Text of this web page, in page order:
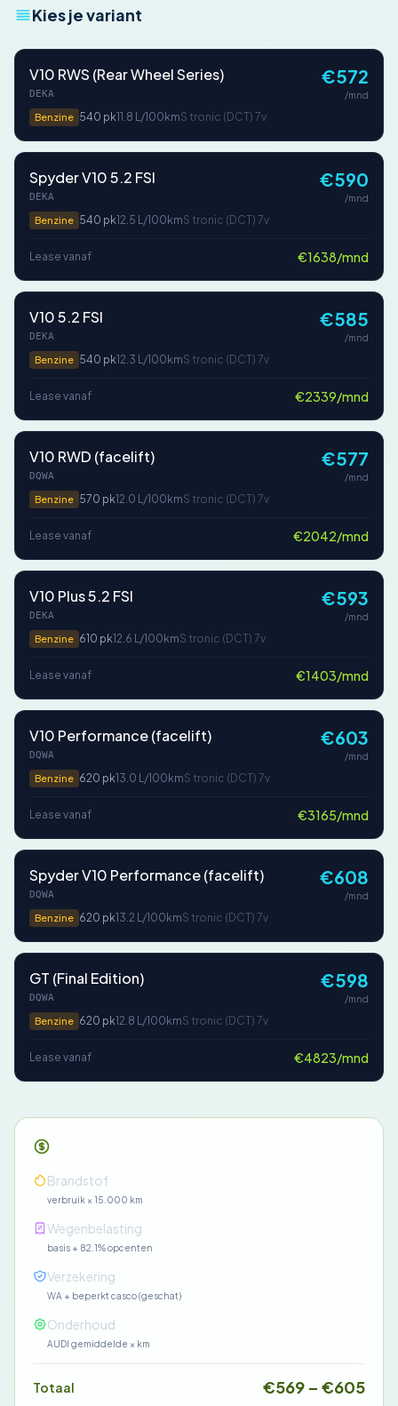
Kies je variant
V10 RWS (Rear Wheel Series)
DEKA
Benzine 540 pk11.8 L/100kmS tronic (DCT) 7v
€572
/mnd
Spyder V10 5.2 FSI
DEKA
Benzine 540 pk12.5 L/100kmS tronic (DCT) 7v
€590
/mnd
Lease vanaf €1638/mnd
V10 5.2 FSI
DEKA
Benzine 540 pk12.3 L/100kmS tronic (DCT) 7v
€585
/mnd
Lease vanaf €2339/mnd
V10 RWD (facelift)
DQWA
Benzine 570 pk12.0 L/100kmS tronic (DCT) 7v
€577
/mnd
Lease vanaf €2042/mnd
V10 Plus 5.2 FSI
DEKA
Benzine 610 pk12.6 L/100kmS tronic (DCT) 7v
€593
/mnd
Lease vanaf €1403/mnd
V10 Performance (facelift)
DQWA
Benzine 620 pk13.0 L/100kmS tronic (DCT) 7v
€603
/mnd
Lease vanaf €3165/mnd
Spyder V10 Performance (facelift)
DQWA
Benzine 620 pk13.2 L/100kmS tronic (DCT) 7v
€608
/mnd
GT (Final Edition)
DQWA
Benzine 620 pk12.8 L/100kmS tronic (DCT) 7v
€598
/mnd
Lease vanaf €4823/mnd
Brandstof
verbruik × 15.000 km
Wegenbelasting
basis + 82.1% opcenten
Verzekering
WA + beperkt casco (geschat)
Onderhoud
AUDI gemiddelde × km
Totaal €569 – €605